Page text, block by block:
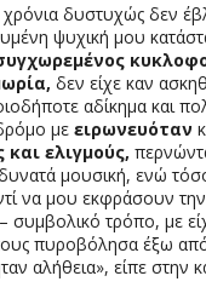
δυστυχώς δεν
ψυχική μου
δεν είχε καν
αδίκημα και
με ειρωνευόταν
και ελιγμούς,
μουσική, ενώ
να μου εκφράσουν
τρόπο, με
πυροβόλησα έξω από
αλήθεια», είπε στην